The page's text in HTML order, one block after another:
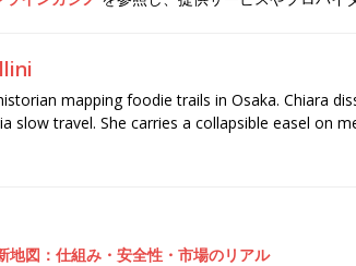
mapping foodie trails in Osaka. Chiara
slow travel. She carries a collapsible easel on
地図：仕組み・安全性・市場のリアル